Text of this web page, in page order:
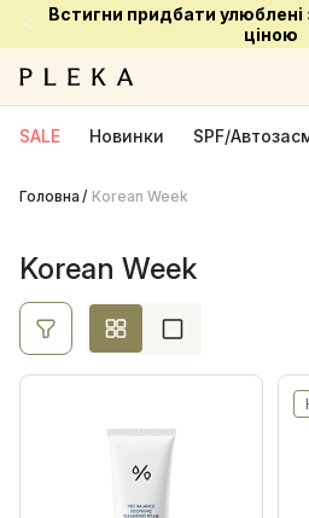
Встигни придбати
ціною
SALE Новинки SPF/
Головна Korean Week
Korean Week
Ціна
Виробник
Dr. Althea
Dr. Ceuracle
Rated Green